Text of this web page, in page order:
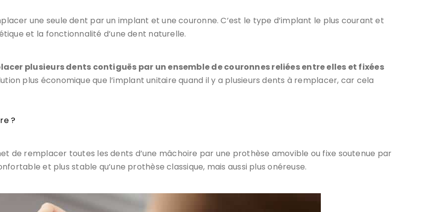
une seule dent par un implant et une couronne. C’est le type d’implant le plus courant et
et la fonctionnalité d’une dent naturelle.
plusieurs dents contiguës par un ensemble de couronnes reliées entre elles et fixées
plus économique que l’implant unitaire quand il y a plusieurs dents à remplacer, car cela
?
de remplacer toutes les dents d’une mâchoire par une prothèse amovible ou fixe soutenue par
et plus stable qu’une prothèse classique, mais aussi plus onéreuse.